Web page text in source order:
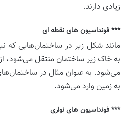
زیادی دارند.
*** فونداسیون های نقطه ای
مانند شکل زیر در ساختمان‌هایی که
به خاک زیر ساختمان منتقل می‌شود،
می‌شود. به عنوان مثال در
به زمین وارد می‌شود.
*** فونداسیون های نواری